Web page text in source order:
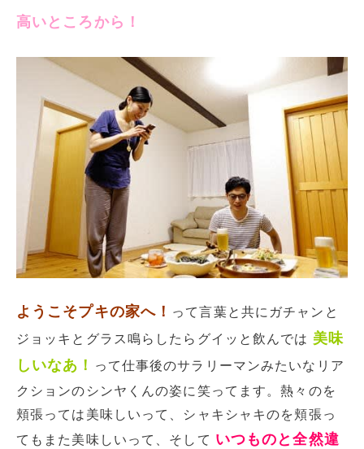
高いところから！
ようこそプキの家へ！ って言葉と共にガチャンと
ジョッキとグラス鳴らしたらグイッと飲んでは 美味
しいなあ！
って仕事後のサラリーマンみたいなリア
クションのシンヤくんの姿に笑ってます。熱々のを
頬張っては美味しいって、シャキシャキのを頬張っ
てもまた美味しいって、そして いつものと全然違